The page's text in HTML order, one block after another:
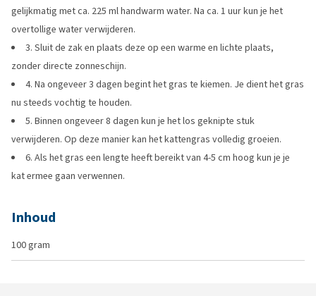
gelijkmatig met ca. 225 ml handwarm water. Na ca. 1 uur kun je het
overtollige water verwijderen.
3. Sluit de zak en plaats deze op een warme en lichte plaats,
zonder directe zonneschijn.
4. Na ongeveer 3 dagen begint het gras te kiemen. Je dient het gras
nu steeds vochtig te houden.
5. Binnen ongeveer 8 dagen kun je het los geknipte stuk
verwijderen. Op deze manier kan het kattengras volledig groeien.
6. Als het gras een lengte heeft bereikt van 4-5 cm hoog kun je je
kat ermee gaan verwennen.
Inhoud
100 gram